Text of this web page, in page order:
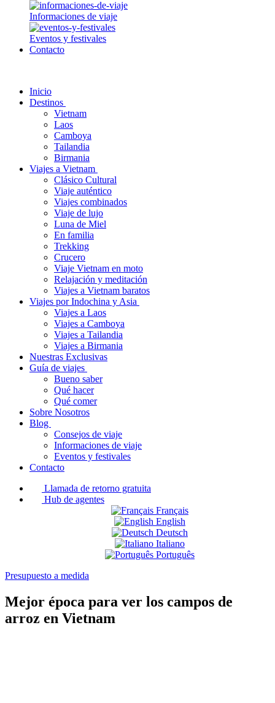
Informaciones de viaje
Eventos y festivales
Contacto
Inicio
Destinos
Vietnam
Laos
Camboya
Tailandia
Birmania
Viajes a Vietnam
Clásico Cultural
Viaje auténtico
Viajes combinados
Viaje de lujo
Luna de Miel
En familia
Trekking
Crucero
Viaje Vietnam en moto
Relajación y meditación
Viajes a Vietnam baratos
Viajes por Indochina y Asia
Viajes a Laos
Viajes a Camboya
Viajes a Tailandia
Viajes a Birmania
Nuestras Exclusivas
Guía de viajes
Bueno saber
Qué hacer
Qué comer
Sobre Nosotros
Blog
Consejos de viaje
Informaciones de viaje
Eventos y festivales
Contacto
Llamada de retorno gratuita
Hub de agentes
Français
English
Deutsch
Italiano
Português
Presupuesto a medida
Mejor época para ver los campos de
arroz en Vietnam